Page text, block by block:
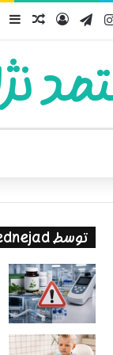
اینستاگرام
تلگرامورود
پوسته
توسط drmotamednejad